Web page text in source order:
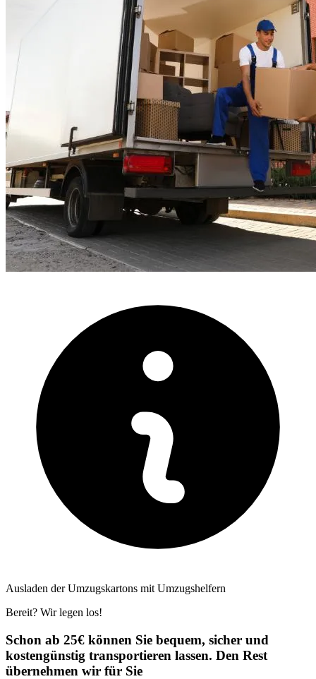
Ausladen der Umzugskartons mit Umzugshelfern
Bereit? Wir legen los!
Schon ab 25€ können Sie bequem, sicher und
kostengünstig transportieren lassen. Den Rest
übernehmen wir für Sie